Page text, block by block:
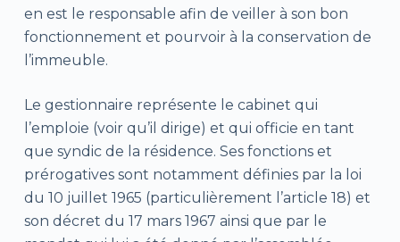
en est le responsable afin de veiller à son bon
fonctionnement et pourvoir à la conservation de
l’immeuble.
Le gestionnaire représente le cabinet qui
l’emploie (voir qu’il dirige) et qui officie en tant
que syndic de la résidence. Ses fonctions et
prérogatives sont notamment définies par la loi
du 10 juillet 1965 (particulièrement l’article 18) et
son décret du 17 mars 1967 ainsi que par le